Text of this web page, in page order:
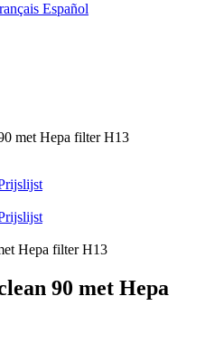
Español
met Hepa filter H13
90 met Hepa